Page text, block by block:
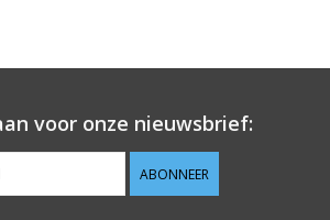
voor onze nieuwsbrief:
ABONNEER